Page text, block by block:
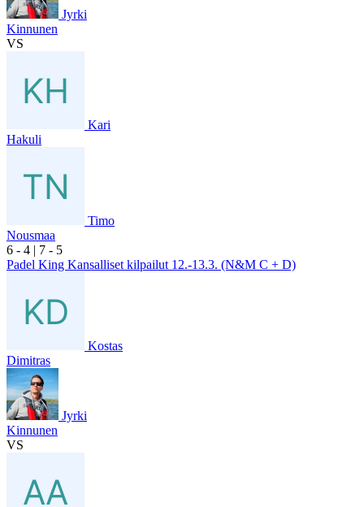
Jyrki
Kinnunen
VS
Kari
Hakuli
Timo
Nousmaa
6 - 4 | 7 - 5
Padel King Kansalliset kilpailut 12.-13.3. (N&M C + D)
Kostas
Dimitras
Jyrki
Kinnunen
VS